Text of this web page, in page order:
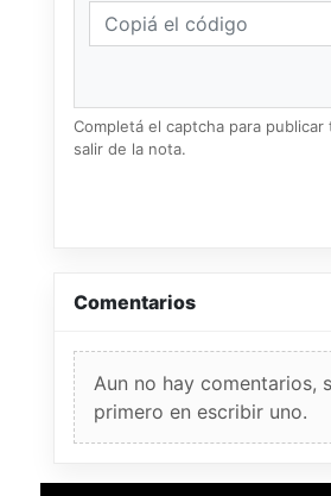
Completá el captcha para
salir de la nota.
Comentarios
Aun no hay comentarios,
primero en escribir uno.